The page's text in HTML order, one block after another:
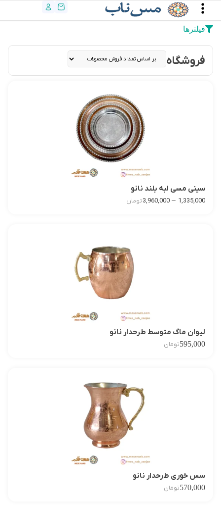
فیلترها
فروشگاه
سینی مسی لبه بلند نانو
1,335,000
–
3,960,000تومان
لیوان ماگ متوسط طرحدار نانو
595,000تومان
سس خوری طرحدار نانو
570,000تومان